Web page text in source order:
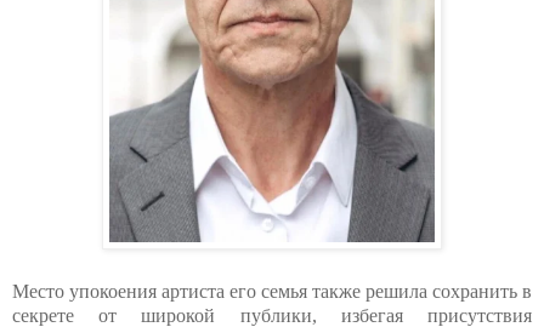
Место упокоения артиста его семья также решила сохранить в
секрете от широкой публики, избегая присутствия